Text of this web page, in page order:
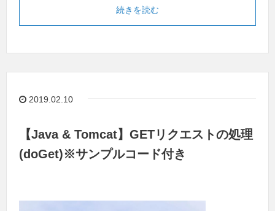
続きを読む
2019.02.10
【Java & Tomcat】GETリクエストの処理
(doGet)※サンプルコード付き